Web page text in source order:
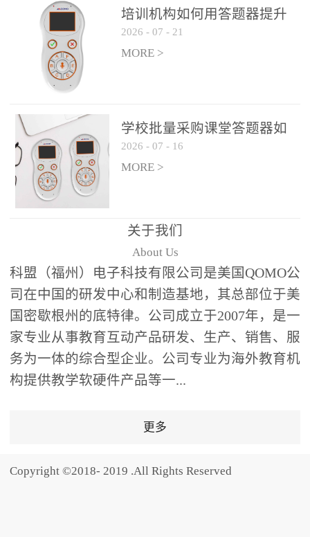
点讲解互动，还是课后即
时反馈，QVote 都能灵活
适配不同教学环节需求，
让教师专注于教学内容本
身，而非技术操作。多元
热情QVote 提供了丰富的
互动功能矩阵，满足不同
学科、不同教学目标的互
动需求：即时答题：支持
单选题、多选题、判断题
等基础题型，学生通过答
题器快速响应，系统实时
统计答题数据并生成可视
化图表，让教师瞬间掌握
学生知识掌握情况。主观
反馈：包含简答题、观点
阐述等开放式互动，鼓励
学生自由表达思考过程，
培养批判性思维与表达能
功能增加课堂趣味性，同
培训机构如何用答题器提升
学生专注度
2026 - 07 - 21
MORE >
学校批量采购课堂答题器如
何选厂家
2026 - 07 - 16
MORE >
关于我们
About Us
科盟（福州）电子科技有限公司是美国QOMO公
司在中国的研发中心和制造基地，其总部位于美
国密歇根州的底特律。公司成立于2007年，是一
家专业从事教育互动产品研发、生产、销售、服
务为一体的综合型企业。公司专业为海外教育机
构提供教学软硬件产品等一...
更多
Copyright ©2018- 2019 .All Rights Reserved